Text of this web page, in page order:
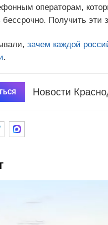
операторам,
бессрочно. Получить
зачем каждой
.
Новости